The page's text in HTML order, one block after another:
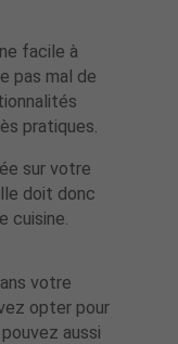
facile à
pas mal de
pratiques.
sur votre
doit donc
cuisine.
votre
opter pour
aussi